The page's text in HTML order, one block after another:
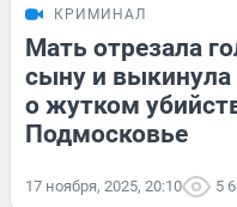
КРИМИНАЛ
Мать отрезала
сыну и выкинула
о жутком
Подмосковье
17 ноября, 2025, 20:10 5